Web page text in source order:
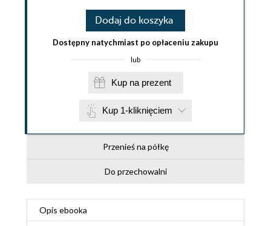
Dodaj do koszyka
Dostępny natychmiast po opłaceniu zakupu
lub
Kup na prezent
Kup 1-kliknięciem
Przenieś na półkę
Do przechowalni
Opis ebooka